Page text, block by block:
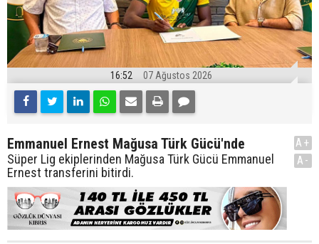
16:52 07 Ağustos 2026
Emmanuel Ernest Mağusa Türk Gücü'nde
Süper Lig ekiplerinden Mağusa Türk Gücü Emmanuel
Ernest transferini bitirdi.
A+
A-